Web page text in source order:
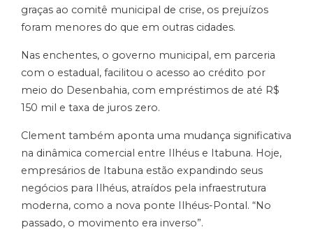
graças ao comitê municipal de crise, os prejuízos
foram menores do que em outras cidades.
Nas enchentes, o governo municipal, em parceria
com o estadual, facilitou o acesso ao crédito por
meio do Desenbahia, com empréstimos de até R$
150 mil e taxa de juros zero.
Clement também aponta uma mudança significativa
na dinâmica comercial entre Ilhéus e Itabuna. Hoje,
empresários de Itabuna estão expandindo seus
negócios para Ilhéus, atraídos pela infraestrutura
moderna, como a nova ponte Ilhéus-Pontal. “No
passado, o movimento era inverso”.